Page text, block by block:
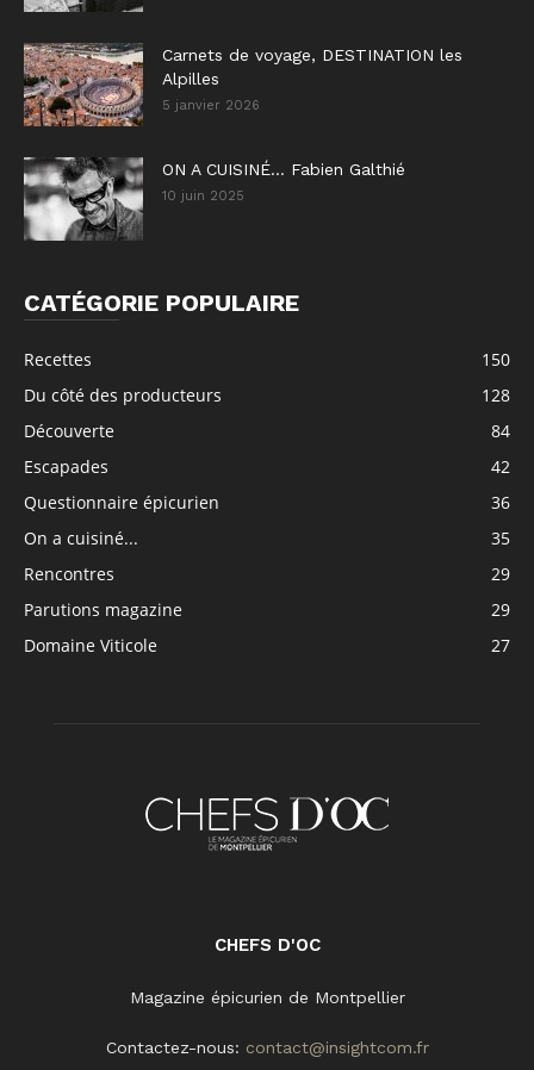
Carnets de voyage, DESTINATION les
Alpilles
5 janvier 2026
ON A CUISINÉ… Fabien Galthié
10 juin 2025
CATÉGORIE POPULAIRE
Recettes
150
Du côté des producteurs
128
Découverte
84
Escapades
42
Questionnaire épicurien
36
On a cuisiné...
35
Rencontres
29
Parutions magazine
29
Domaine Viticole
27
CHEFS D'OC
Magazine épicurien de Montpellier
Contactez-nous: contact@insightcom.fr